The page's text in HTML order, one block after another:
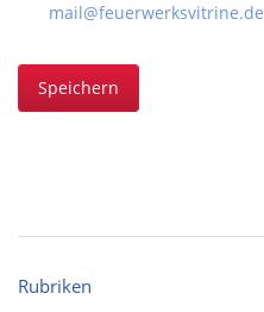
mail@feuerwerksvitrine.de
Speichern
Rubriken